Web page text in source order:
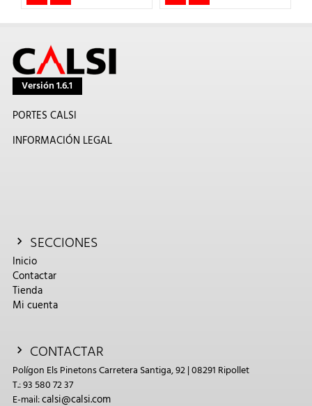
Versión 1.6.1
PORTES CALSI
INFORMACIÓN LEGAL
SECCIONES
Inicio
Contactar
Tienda
Mi cuenta
CONTACTAR
Polígon Els Pinetons Carretera Santiga, 92 | 08291 Ripollet
T.: 93 580 72 37
E-mail:calsi@calsi.com